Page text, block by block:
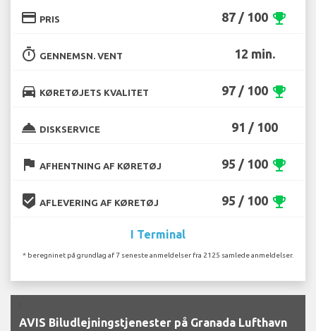
credit_card PRIS 87 / 100 emoji_events
timer GENNEMSN. VENT 12 min.
directions_car KØRETØJETS KVALITET 97 / 100 emoji_events
room_service DISKSERVICE 91 / 100
flag AFHENTNING AF KØRETØJ 95 / 100 emoji_events
beenhere AFLEVERING AF KØRETØJ 95 / 100 emoji_events
I Terminal
* beregninet på grundlag af 7 seneste anmeldelser fra 2125 samlede anmeldelser.
AVIS Biludlejningstjenester på Granada Lufthavn